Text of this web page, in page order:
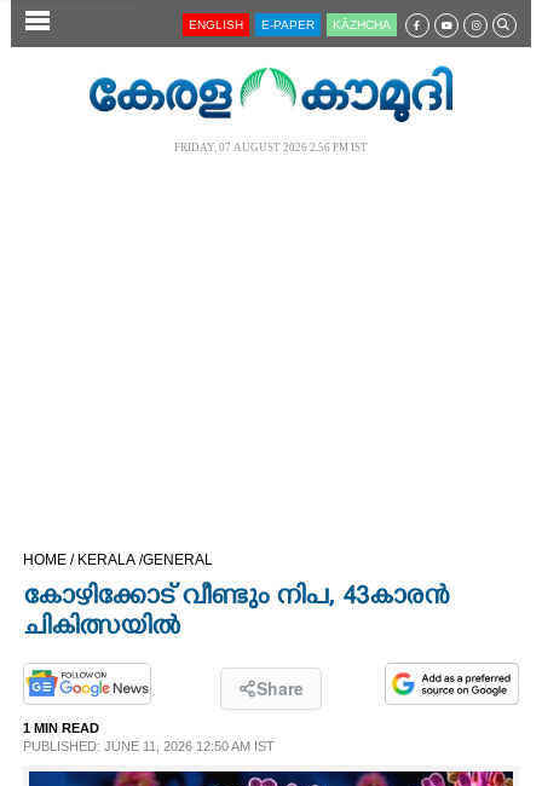
SECTIONS
CINEMA
OPINION
PHOTOS
LIFESTYLE
ENGLISH E-PAPER KĀZHCHA
FRIDAY, 07 AUGUST 2026 2.56 PM IST
HOME / KERALA /GENERAL
കോഴിക്കോട് വീണ്ടും നിപ, 43കാരൻ
ചികിത്സയിൽ
Share
1 MIN READ
PUBLISHED: JUNE 11, 2026 12:50 AM IST